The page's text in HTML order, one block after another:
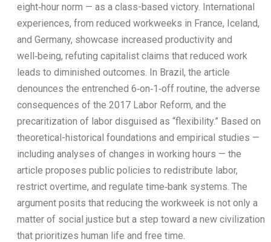
eight‑hour norm — as a class-based victory. International
experiences, from reduced workweeks in France, Iceland,
and Germany, showcase increased productivity and
well‑being, refuting capitalist claims that reduced work
leads to diminished outcomes. In Brazil, the article
denounces the entrenched 6‑on‑1‑off routine, the adverse
consequences of the 2017 Labor Reform, and the
precaritization of labor disguised as “flexibility.” Based on
theoretical-historical foundations and empirical studies —
including analyses of changes in working hours — the
article proposes public policies to redistribute labor,
restrict overtime, and regulate time‑bank systems. The
argument posits that reducing the workweek is not only a
matter of social justice but a step toward a new civilization
that prioritizes human life and free time.